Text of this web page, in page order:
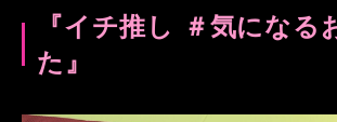
『イチ推し ＃気になる
た』